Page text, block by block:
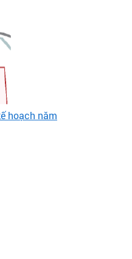
hoạch năm